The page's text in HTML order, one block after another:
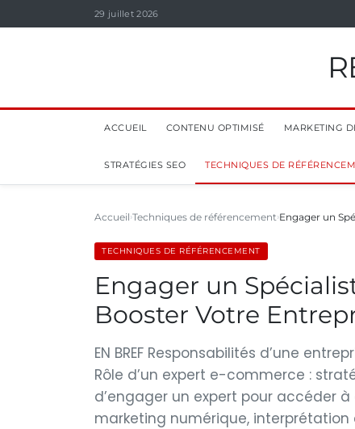
29 juillet 2026
ACCUEIL CONTENU OPTIMISÉ MARKETING
STRATÉGIES SEO TECHNIQUES DE
Accueil Techniques de référencement Engager un
TECHNIQUES DE RÉFÉRENCEMENT
Engager un
Booster Votre
EN BREF Responsabilités d’une
Rôle d’un expert e-commerce :
d’engager un expert pour accéder
marketing numérique,